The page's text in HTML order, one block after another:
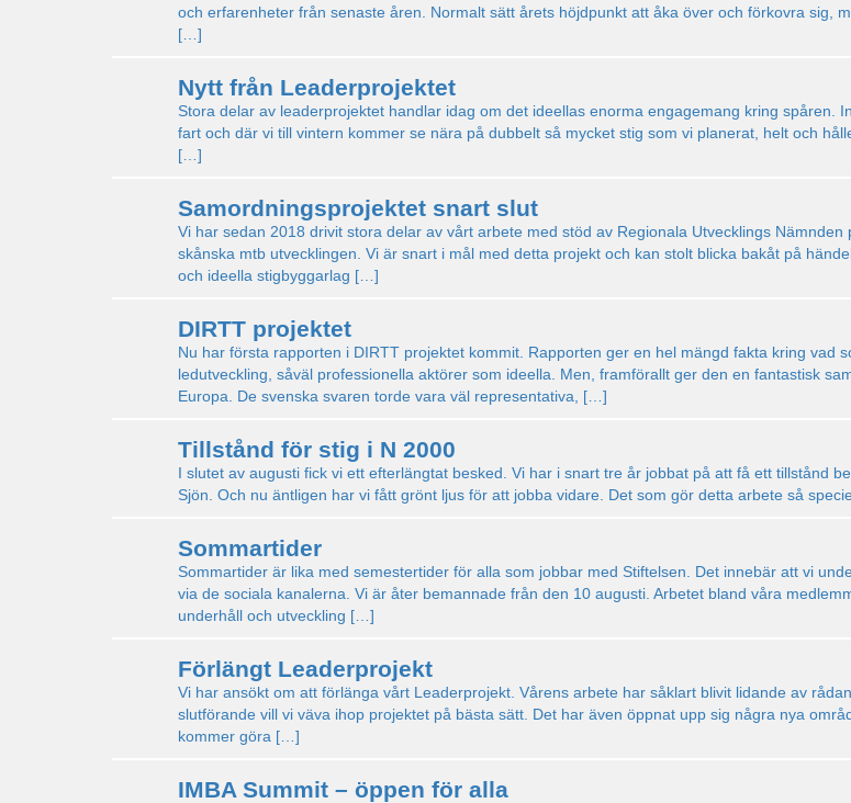
och erfarenheter från senaste åren. Normalt sätt årets höjdpunkt att åka över och förkovra sig,
[…]
Nytt från Leaderprojektet
Stora delar av leaderprojektet handlar idag om det ideellas enorma engagemang kring spåren.
fart och där vi till vintern kommer se nära på dubbelt så mycket stig som vi planerat, helt och
[…]
Samordningsprojektet snart slut
Vi har sedan 2018 drivit stora delar av vårt arbete med stöd av Regionala Utvecklings
skånska mtb utvecklingen. Vi är snart i mål med detta projekt och kan stolt blicka bakåt på
och ideella stigbyggarlag […]
DIRTT projektet
Nu har första rapporten i DIRTT projektet kommit. Rapporten ger en hel mängd fakta kring vad
ledutveckling, såväl professionella aktörer som ideella. Men, framförallt ger den en fantastisk
Europa. De svenska svaren torde vara väl representativa, […]
Tillstånd för stig i N 2000
I slutet av augusti fick vi ett efterlängtat besked. Vi har i snart tre år jobbat på att få ett tillstånd
Sjön. Och nu äntligen har vi fått grönt ljus för att jobba vidare. Det som gör detta arbete så
Sommartider
Sommartider är lika med semestertider för alla som jobbar med Stiftelsen. Det innebär att vi
via de sociala kanalerna. Vi är åter bemannade från den 10 augusti. Arbetet bland våra
underhåll och utveckling […]
Förlängt Leaderprojekt
Vi har ansökt om att förlänga vårt Leaderprojekt. Vårens arbete har såklart blivit lidande av
slutförande vill vi väva ihop projektet på bästa sätt. Det har även öppnat upp sig några nya
kommer göra […]
IMBA Summit – öppen för alla